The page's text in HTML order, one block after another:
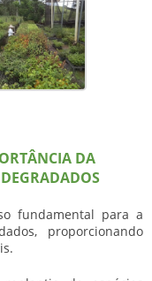
DA
fundamental para a
proporcionando